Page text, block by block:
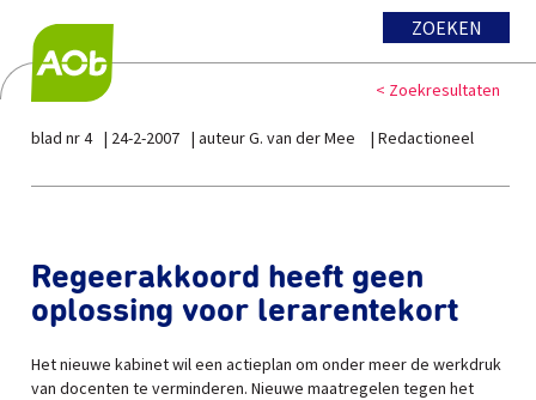
ZOEKEN
< Zoekresultaten
blad nr 4 24-2-2007 auteur G. van der Mee Redactioneel
Regeerakkoord heeft geen
oplossing voor lerarentekort
Het nieuwe kabinet wil een actieplan om onder meer de werkdruk
van docenten te verminderen. Nieuwe maatregelen tegen het